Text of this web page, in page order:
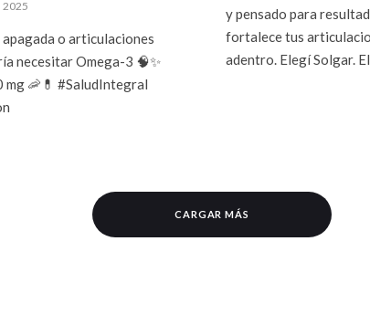
2025
apagada o articulaciones
necesitar Omega-3 🧠✨
🦐💊 #SaludIntegral
y pensado para
fortalece tus
adentro. Elegí Solgar.
CARGAR MÁS